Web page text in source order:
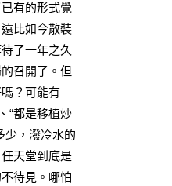
有的形式覺
比如今散裝
了一年之久
召開了。但
？可能有
“都是移植炒
，潑冷水的
天堂到底是
待見。哪怕